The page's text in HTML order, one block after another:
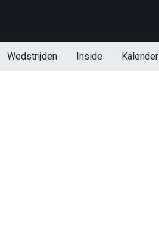
Wedstrijden Inside Kalender